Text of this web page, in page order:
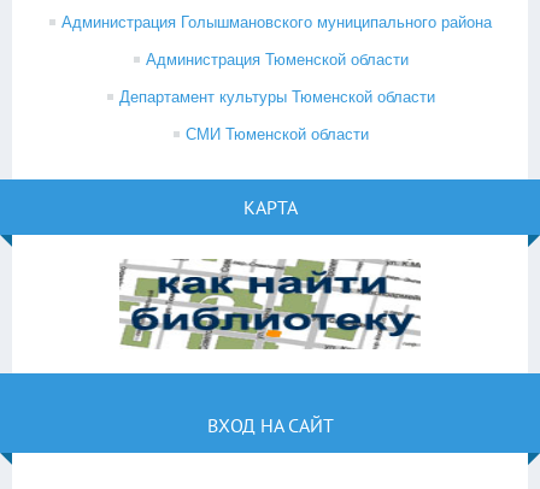
Администрация Голышмановского муниципального района
Администрация Тюменской области
Департамент культуры Тюменской области
СМИ Тюменской области
КАРТА
ВХОД НА САЙТ